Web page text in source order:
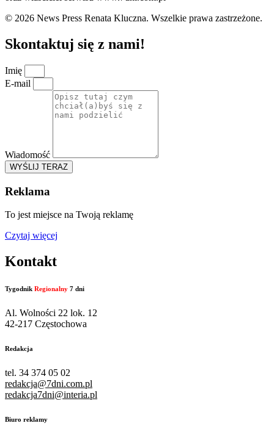
© 2026 News Press Renata Kluczna. Wszelkie prawa zastrzeżone.
Skontaktuj się z nami!
Imię
E-mail
Wiadomość
WYŚLIJ TERAZ
Reklama
To jest miejsce na Twoją reklamę
Czytaj więcej
Kontakt
Tygodnik Regionalny 7 dni
Al. Wolności 22 lok. 12
42-217 Częstochowa
Redakcja
tel. 34 374 05 02
redakcja@7dni.com.pl
redakcja7dni@interia.pl
Biuro reklamy